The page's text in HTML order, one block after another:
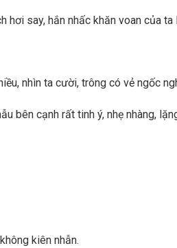
hơi say, hắn nhấc khăn voan của ta
nhìn ta cười, trông có vẻ ngốc
bên cạnh rất tinh ý, nhẹ nhàng,
kiên nhẫn.